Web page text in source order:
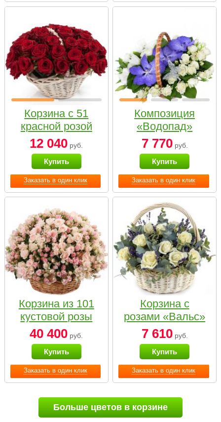
Заказать в один клик
Корзина с 51
красной розой
12 040 руб.
Купить
Заказать в один клик
Композиция
«Водопад»
7 770руб.
Купить
Заказать в один клик
Корзина из 101
кустовой розы
нежных тонов
40 400 руб.
Купить
Заказать в один клик
Корзина с
розами «Вальс»
7 610руб.
Купить
Больше цветов в корзине